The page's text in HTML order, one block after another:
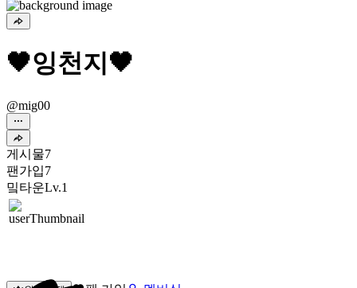
🖤잉천지🖤
@mig00
게시물7
팬가입7
밐타운Lv.1